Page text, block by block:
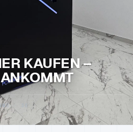
WERDEN
ENGLISH
KAUFEN –
· DE